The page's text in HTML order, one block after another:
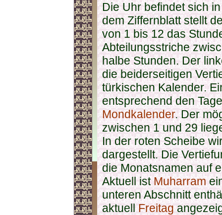
Die Uhr befindet sich
dem Ziffernblatt stellt
von 1 bis 12 das
Abteilungsstriche
halbe Stunden. Der
die beiderseitigen
türkischen Kalender.
entsprechend den
Mondkalender. Der
zwischen 1 und 29
In der roten Scheibe
dargestellt. Die
die Monatsnamen auf
Aktuell istMuharram
unteren Abschnitt
aktuellFreitag